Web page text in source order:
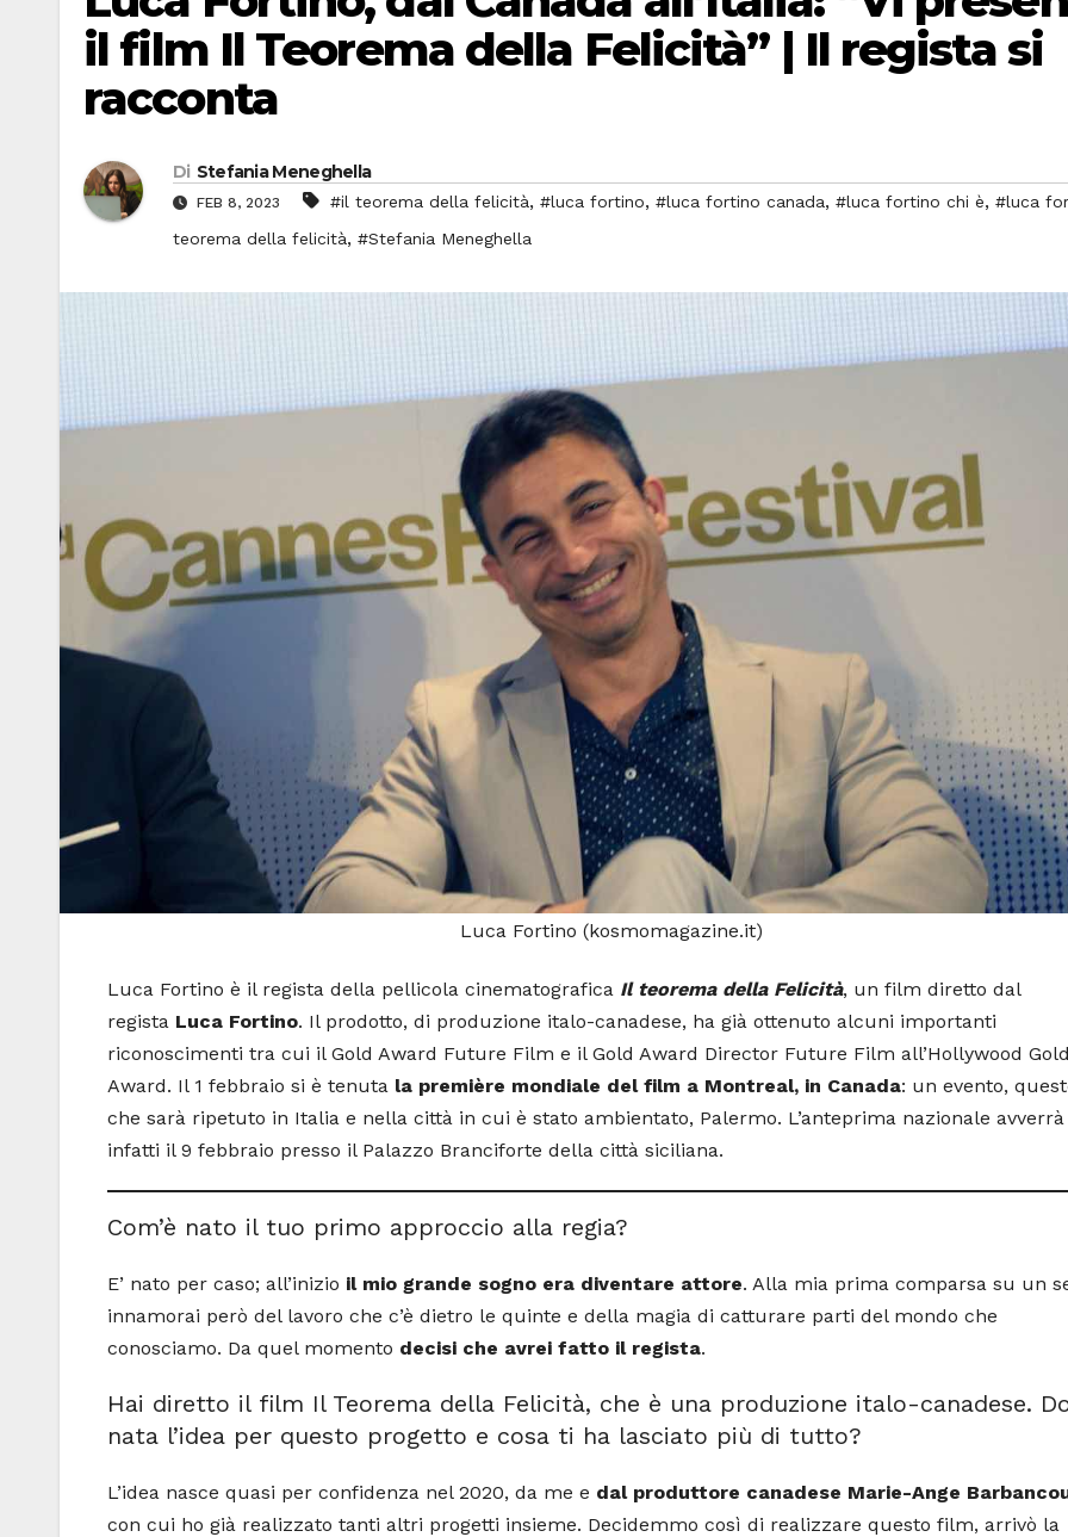
il film Il Teorema della Felicità” | Il regista si
racconta
Di Stefania Meneghella
FEB 8, 2023 #il teorema della felicità, #luca fortino, #luca fortino canada, #luca fortino chi è, #luca
teorema della felicità, #Stefania Meneghella
Luca Fortino (kosmomagazine.it)
Luca Fortino è il regista della pellicola cinematografica Il teorema della Felicità, un film diretto dal
regista Luca Fortino. Il prodotto, di produzione italo-canadese, ha già ottenuto alcuni importanti
riconoscimenti tra cui il Gold Award Future Film e il Gold Award Director Future Film all’Hollywood
Award. Il 1 febbraio si è tenuta la première mondiale del film a Montreal, in Canada: un evento,
che sarà ripetuto in Italia e nella città in cui è stato ambientato, Palermo. L’anteprima nazionale avverrà
infatti il 9 febbraio presso il Palazzo Branciforte della città siciliana.
Com’è nato il tuo primo approccio alla regia?
E’ nato per caso; all’inizio il mio grande sogno era diventare attore. Alla mia prima comparsa su un
innamorai però del lavoro che c’è dietro le quinte e della magia di catturare parti del mondo che
conosciamo. Da quel momento decisi che avrei fatto il regista.
Hai diretto il film Il Teorema della Felicità, che è una produzione italo-canadese.
nata l’idea per questo progetto e cosa ti ha lasciato più di tutto?
L’idea nasce quasi per confidenza nel 2020, da me e dal produttore canadese Marie-Ange
con cui ho già realizzato tanti altri progetti insieme. Decidemmo così di realizzare questo film, arrivò la